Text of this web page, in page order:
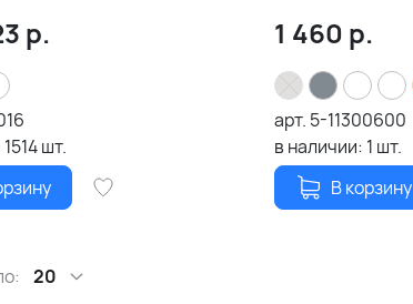
р.
1514шт.
1 460 р.
арт. 5-11300600
в наличии: 1 шт.
В корзину
20